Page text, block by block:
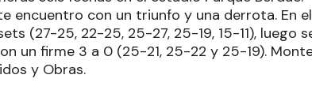
encuentro con un triunfo y una derrota. En
(27-25, 22-25, 25-27, 25-19, 15-11), luego
un firme 3 a 0 (25-21, 25-22 y 25-19).
y Obras.